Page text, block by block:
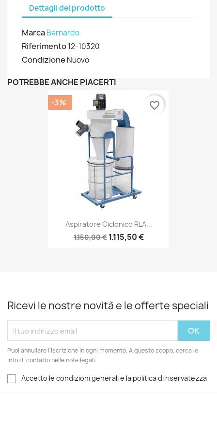
Dettagli del prodotto
MarcaBernardo
Riferimento12-10320
Condizione Nuovo
POTREBBE ANCHE PIACERTI
Aspiratore Ciclonico RLA...
1.150,00 € 1.115,50 €
-3% favorite_border
Ricevi le nostre novità e le offerte speciali
Puoi annullare l'iscrizione in ogni momento. A questo scopo, cerca le
info di contatto nelle note legali.
Accetto le condizioni generali e la politica di riservatezza